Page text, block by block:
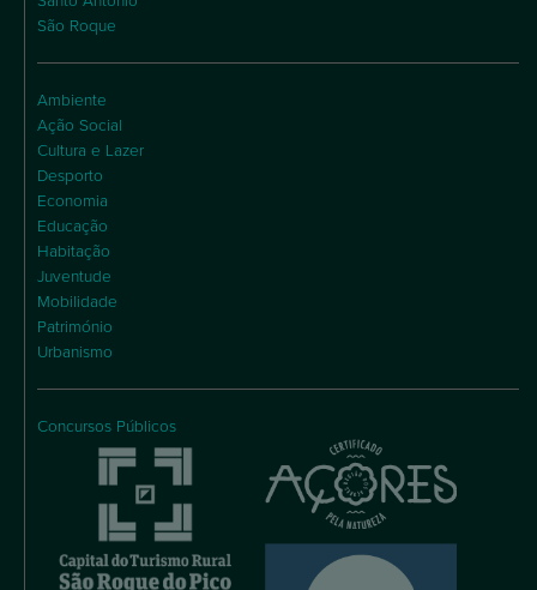
São Roque
Ambiente
Ação Social
Cultura e Lazer
Desporto
Economia
Educação
Habitação
Juventude
Mobilidade
Património
Urbanismo
Concursos Públicos